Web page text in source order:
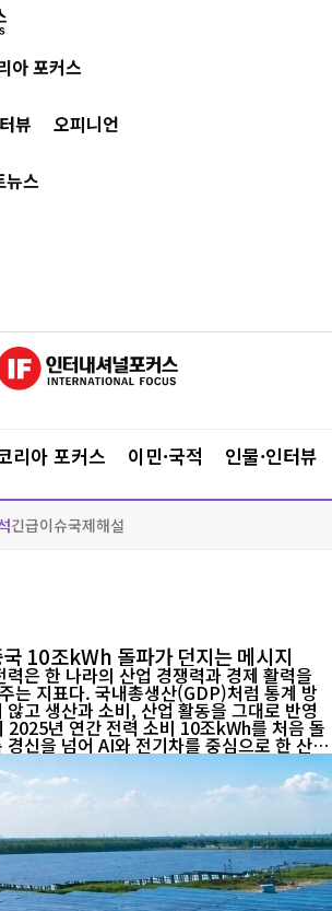
아 포커스
뷰 오피니언
뉴스
리아 포커스 이민·국적 인물·인터뷰
긴급이슈국제해설
10조kWh 돌파가 던지는 메시지
은 한 나라의 산업 경쟁력과 경제 활력을
는 지표다. 국내총생산(GDP)처럼 통계 방
고 생산과 소비, 산업 활동을 그대로 반영
2025년 연간 전력 소비 10조kWh를 처음 돌
신을 넘어 AI와 전기차를 중심으로 한 산업
을 보여주는 상징적 사건으로 평가된다. 중
르면 2025년 사회 전체 전력 소비량은 10조3,
. 독일 경제 전문매체 인텔리뉴스(IntelliNe
유럽연합(EU)의 연간 전력 소비를 합친 수
며, 세계 에너지 지형이 빠르게 변화하고 있
를 돌파한 이후 2011년 세계 최대 전력 소비
10...